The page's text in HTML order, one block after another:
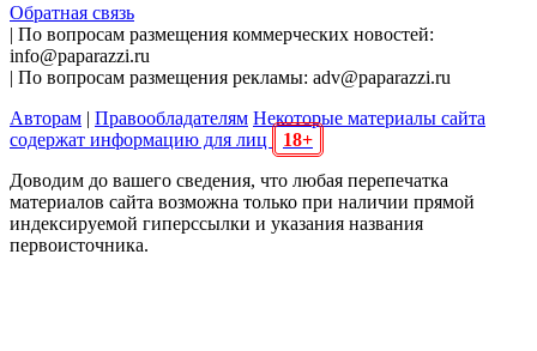
Обратная связь
| По вопросам размещения коммерческих новостей:
info@paparazzi.ru
| По вопросам размещения рекламы: adv@paparazzi.ru
Авторам | Правообладателям Некоторые материалы сайта
содержат информацию для лиц
18+
Доводим до вашего сведения, что любая перепечатка
материалов сайта возможна только при наличии прямой
индексируемой гиперссылки и указания названия
первоисточника.